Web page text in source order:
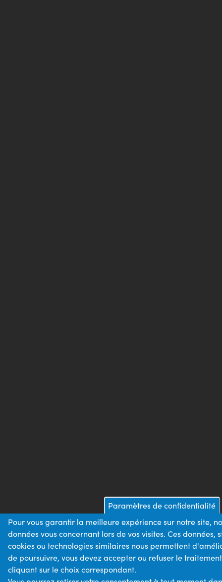
Paramètres de confidentialité
Pour vous garantir la meilleure expérience sur notre site,
données vous concernant lors de vos visites. Ces données,
cookies ou technologies similaires nous permettent
de poursuivre, vous devez accepter ou refuser le
cliquant sur le choix correspondant.